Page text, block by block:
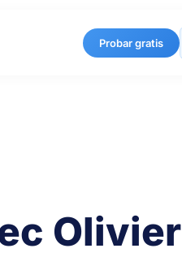
Probar gratis
Olivier